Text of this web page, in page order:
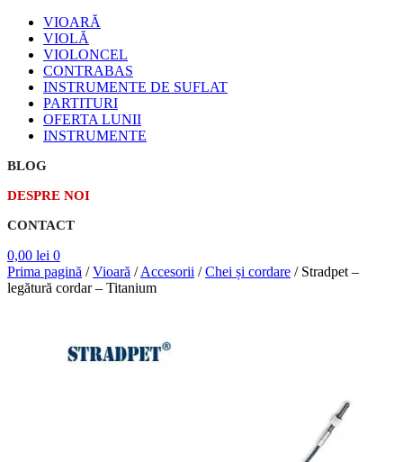
VIOARĂ
VIOLĂ
VIOLONCEL
CONTRABAS
INSTRUMENTE DE SUFLAT
PARTITURI
OFERTA LUNII
INSTRUMENTE
BLOG
DESPRE NOI
CONTACT
0,00 lei 0
Prima pagină /Vioară /Accesorii /Chei și cordare / Stradpet –
legătură cordar – Titanium